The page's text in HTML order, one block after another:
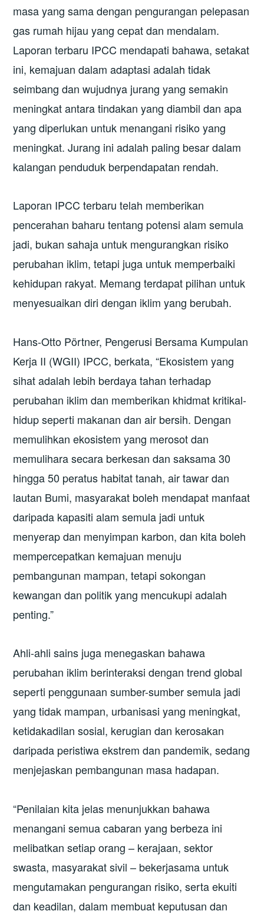
masa yang sama dengan pengurangan pelepasan
gas rumah hijau yang cepat dan mendalam.
Laporan terbaru IPCC mendapati bahawa, setakat
ini, kemajuan dalam adaptasi adalah tidak
seimbang dan wujudnya jurang yang semakin
meningkat antara tindakan yang diambil dan apa
yang diperlukan untuk menangani risiko yang
meningkat. Jurang ini adalah paling besar dalam
kalangan penduduk berpendapatan rendah.
Laporan IPCC terbaru telah memberikan
pencerahan baharu tentang potensi alam semula
jadi, bukan sahaja untuk mengurangkan risiko
perubahan iklim, tetapi juga untuk memperbaiki
kehidupan rakyat. Memang terdapat pilihan untuk
menyesuaikan diri dengan iklim yang berubah.
Hans-Otto Pörtner, Pengerusi Bersama Kumpulan
Kerja II (WGII) IPCC, berkata, “Ekosistem yang
sihat adalah lebih berdaya tahan terhadap
perubahan iklim dan memberikan khidmat kritikal-
hidup seperti makanan dan air bersih. Dengan
memulihkan ekosistem yang merosot dan
memulihara secara berkesan dan saksama 30
hingga 50 peratus habitat tanah, air tawar dan
lautan Bumi, masyarakat boleh mendapat manfaat
daripada kapasiti alam semula jadi untuk
menyerap dan menyimpan karbon, dan kita boleh
mempercepatkan kemajuan menuju
pembangunan mampan, tetapi sokongan
kewangan dan politik yang mencukupi adalah
penting.”
Ahli-ahli sains juga menegaskan bahawa
perubahan iklim berinteraksi dengan trend global
seperti penggunaan sumber-sumber semula jadi
yang tidak mampan, urbanisasi yang meningkat,
ketidakadilan sosial, kerugian dan kerosakan
daripada peristiwa ekstrem dan pandemik, sedang
menjejaskan pembangunan masa hadapan.
“Penilaian kita jelas menunjukkan bahawa
menangani semua cabaran yang berbeza ini
melibatkan setiap orang – kerajaan, sektor
swasta, masyarakat sivil – bekerjasama untuk
mengutamakan pengurangan risiko, serta ekuiti
dan keadilan, dalam membuat keputusan dan